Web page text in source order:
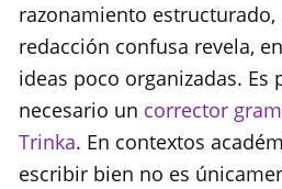
razonamiento
redacción confusa revela,
ideas poco organizadas. Es
necesario un corrector
Trinka. En contextos
escribir bien no es